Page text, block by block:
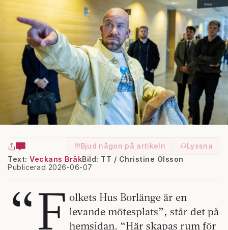
Bjud någon på artikeln
Lyssna
Text: Veckans Bråk
Publicerad 2026-06-07
Bild: TT / Christine Olsson
“F olkets Hus Borlänge är en
levande mötesplats”, står det på
hemsidan. “Här skapas rum för